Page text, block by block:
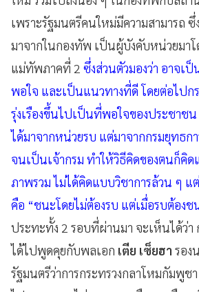
เพราะรัฐมนตรีคนใหม่มีความสามารถ ซึ่ง
มาจากในกองทัพ เป็นผู้บังคับหน่วยมา
แม่ทัพภาคที่ 2 ซึ่งส่วนตัวมองว่า อาจเ
พอใจ และเป็นแนวทางที่ดี โดยต่อไปก
รุ่งเรืองขึ้นไปเป็นที่พอใจของประชาชน
ได้มาจากหน่วยรบ แต่มาจากกรมยุทธก
จนเป็นเจ้ากรม ทำให้วิธีคิดของตนก็คิด
ภาพรวม ไม่ได้คิดแบบวิชาการล้วน ๆ
คือ “ชนะโดยไม่ต้องรบ แต่เมื่อรบต้องช
ประทะทั้ง 2 รอบที่ผ่านมา จะเห็นได้ว่า
ได้ไปพูดคุยกับพลเอก เตีย เซ็ยฮา รอง
รัฐมนตรีว่าการกระทรวงกลาโหมกัมพูช